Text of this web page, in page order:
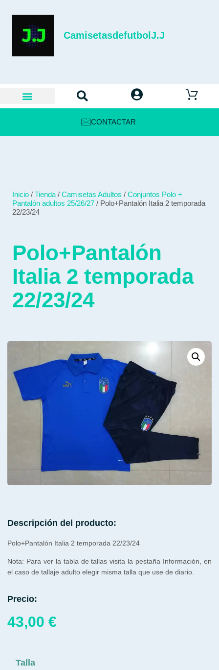
CamisetasdefutbolJ.J
CONTACTAR
Inicio / Tienda / Camisetas Adultos / Conjuntos Polo +
Pantalón adultos 25/26/27 / Polo+Pantalón Italia 2 temporada
22/23/24
Polo+Pantalón
Italia 2 temporada
22/23/24
Descripción del producto:
Polo+Pantalón Italia 2 temporada 22/23/24
Nota: Para ver la tabla de tallas visita la pestaña Información, en
el caso de tallaje adulto elegir misma talla que use de diario.
Precio:
43,00 €
Talla